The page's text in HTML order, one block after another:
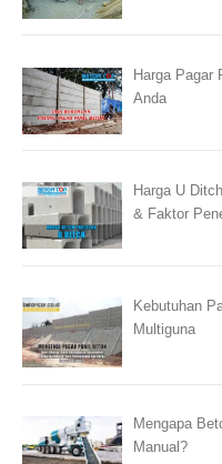
Harga Pagar
Anda
Harga U
& Faktor
Kebutuhan
Multiguna
Mengapa
Manual?